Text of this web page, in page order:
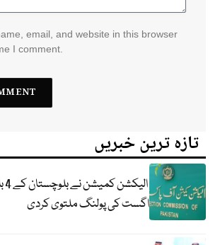
email, and website in this browser
I comment.
تازہ ترین خبریں
اگست کی پولنگ ملتوی کردی